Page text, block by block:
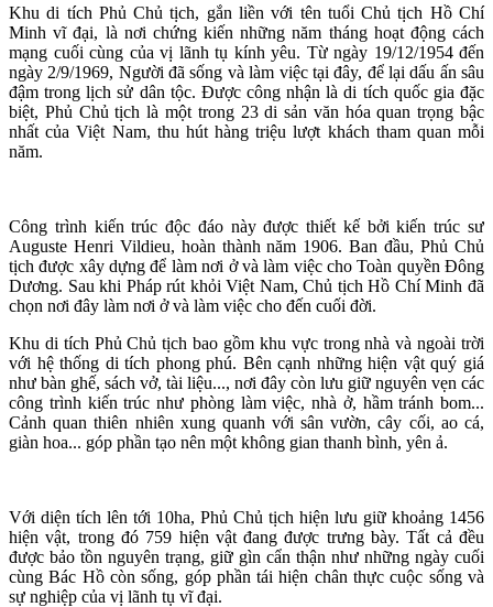
Khu di tích Phủ Chủ tịch, gắn liền với tên tuổi Chủ tịch Hồ Chí
Minh vĩ đại, là nơi chứng kiến những năm tháng hoạt động cách
mạng cuối cùng của vị lãnh tụ kính yêu. Từ ngày 19/12/1954 đến
ngày 2/9/1969, Người đã sống và làm việc tại đây, để lại dấu ấn sâu
đậm trong lịch sử dân tộc. Được công nhận là di tích quốc gia đặc
biệt, Phủ Chủ tịch là một trong 23 di sản văn hóa quan trọng bậc
nhất của Việt Nam, thu hút hàng triệu lượt khách tham quan mỗi
năm.
Công trình kiến trúc độc đáo này được thiết kế bởi kiến trúc sư
Auguste Henri Vildieu, hoàn thành năm 1906. Ban đầu, Phủ Chủ
tịch được xây dựng để làm nơi ở và làm việc cho Toàn quyền Đông
Dương. Sau khi Pháp rút khỏi Việt Nam, Chủ tịch Hồ Chí Minh đã
chọn nơi đây làm nơi ở và làm việc cho đến cuối đời.
Khu di tích Phủ Chủ tịch bao gồm khu vực trong nhà và ngoài trời
với hệ thống di tích phong phú. Bên cạnh những hiện vật quý giá
như bàn ghế, sách vở, tài liệu..., nơi đây còn lưu giữ nguyên vẹn các
công trình kiến trúc như phòng làm việc, nhà ở, hầm tránh bom...
Cảnh quan thiên nhiên xung quanh với sân vườn, cây cối, ao cá,
giàn hoa... góp phần tạo nên một không gian thanh bình, yên ả.
Với diện tích lên tới 10ha, Phủ Chủ tịch hiện lưu giữ khoảng 1456
hiện vật, trong đó 759 hiện vật đang được trưng bày. Tất cả đều
được bảo tồn nguyên trạng, giữ gìn cẩn thận như những ngày cuối
cùng Bác Hồ còn sống, góp phần tái hiện chân thực cuộc sống và
sự nghiệp của vị lãnh tụ vĩ đại.